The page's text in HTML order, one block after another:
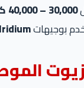
30,000 – 40,000 كم
بوجيهاتIridium
الموصى